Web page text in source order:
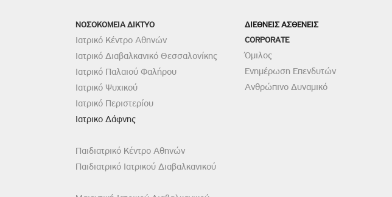
ΝΟΣΟΚΟΜΕΙΑ ΔΙΚΤΥΟ
Ιατρικό Κέντρο Αθηνών
Ιατρικό Διαβαλκανικό Θεσσαλονίκης
Ιατρικό Παλαιού Φαλήρου
Ιατρικό Ψυχικού
Ιατρικό Περιστερίου
Ιατρικο Δάφνης
Παιδιατρικό Κέντρο Αθηνών
Παιδιατρικό Ιατρικού Διαβαλκανικού
ΔΙΕΘΝΕΙΣ ΑΣΘΕΝΕΙΣ
CORPORATE
Όμιλος
Ενημέρωση Επενδυτών
Ανθρώπινο Δυναμικό